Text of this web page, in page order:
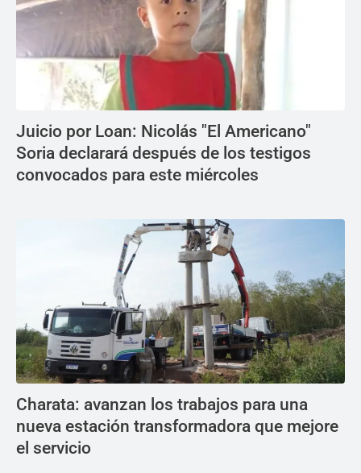
Juicio por Loan: Nicolás "El Americano"
Soria declarará después de los testigos
convocados para este miércoles
Charata: avanzan los trabajos para una
nueva estación transformadora que mejore
el servicio